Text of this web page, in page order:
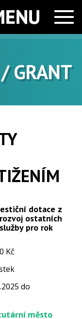
GRANT
dotace z
ostatních
pro rok
Kč
do
město